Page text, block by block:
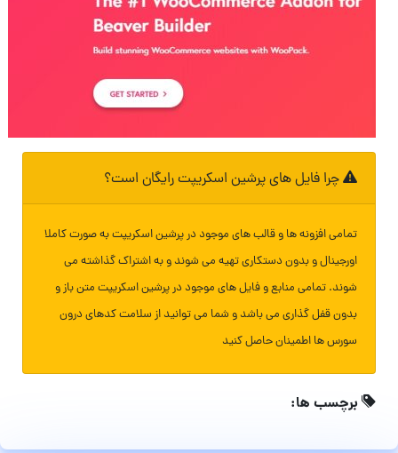
چرا فایل های پرشین اسکریپت رایگان است؟
تمامی افزونه ها و قالب های موجود در پرشین اسکریپت به صورت کاملا
اورجینال و بدون دستکاری تهیه می شوند و به اشتراک گذاشته می
شوند. تمامی منابع و فایل های موجود در پرشین اسکریپت متن باز و
بدون قفل گذاری می باشد و شما می توانید از سلامت کدهای درون
سورس ها اطمینان حاصل کنید
برچسب ها: